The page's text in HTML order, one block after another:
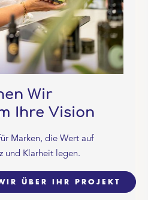
Wir
Ihre Vision
Marken, die Wert auf
und Klarheit legen.
ÜBER IHR PROJEKT